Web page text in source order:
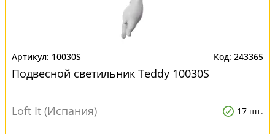
10030S 243365
Подвесной светильник Teddy 10030S
Loft It (Испания) 17 шт.